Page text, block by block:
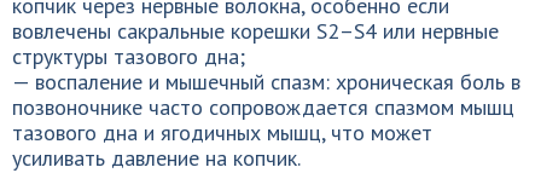
вовлечены сакральные корешки S2–S4 или нервные
структуры тазового дна;
— воспаление и мышечный спазм: хроническая боль в
позвоночнике часто сопровождается спазмом мышц
тазового дна и ягодичных мышц, что может
усиливать давление на копчик.